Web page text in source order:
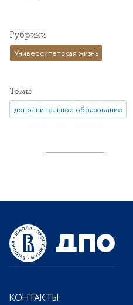
Рубрики
Университетская жизнь
Темы
дополнительное образование
КОНТАКТЫ